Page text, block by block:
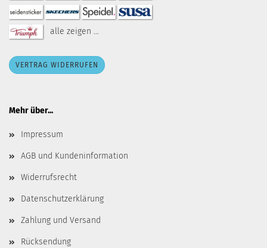
alle zeigen ...
VERTRAG WIDERRUFEN
Mehr über...
Impressum
AGB und Kundeninformation
Widerrufsrecht
Datenschutzerklärung
Zahlung und Versand
Rücksendung